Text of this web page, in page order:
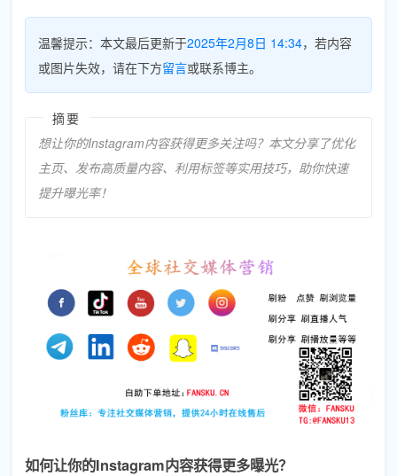
温馨提示：本文最后更新于2025年2月8日 14:34，若内容
或图片失效，请在下方留言或联系博主。
摘要
想让你的Instagram内容获得更多关注吗？本文分享了优化
主页、发布高质量内容、利用标签等实用技巧，助你快速
提升曝光率！
如何让你的Instagram内容获得更多曝光？